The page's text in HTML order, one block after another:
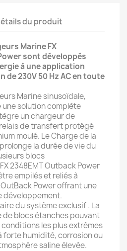
du produit
Marine FX
sont développés
à une application
230V 50 Hz AC en toute
Marine sinusoïdale,
solution complète
un chargeur de
de transfert protégé
moulé. Le Charge de la
la durée de vie du
blocs
2348EMT Outback Power
empilés et reliés à
Power offrant une
développement.
du système exclusif . La
de blocs étanches pouvant
les plus extrêmes
forte humidité, corrosion ou
saline élevée.